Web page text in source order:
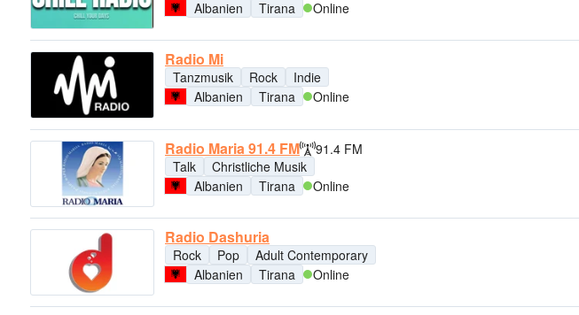
Albanien
Tirana Online
Radio Mi
Tanzmusik Rock
Indie
Albanien
Tirana Online
Radio Maria 91.4 FM
91.4 FM
Talk
Christliche Musik
Albanien
Tirana Online
Radio Dashuria
Rock Pop
Adult Contemporary
Albanien
Tirana Online